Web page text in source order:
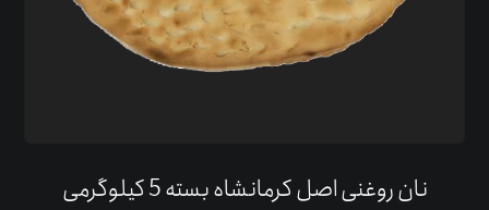
نان روغنی اصل کرمانشاه بسته 5 کیلوگرمی